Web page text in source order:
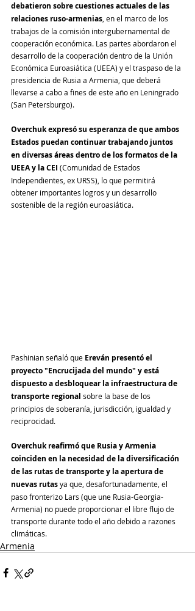
debatieron sobre cuestiones actuales de las
relaciones ruso-armenias, en el marco de los
trabajos de la comisión intergubernamental de
cooperación económica. Las partes abordaron el
desarrollo de la cooperación dentro de la Unión
Económica Euroasiática (UEEA) y el traspaso de la
presidencia de Rusia a Armenia, que deberá
llevarse a cabo a fines de este año en Leningrado
(San Petersburgo).
Overchuk expresó su esperanza de que ambos
Estados puedan continuar trabajando juntos
en diversas áreas dentro de los formatos de la
UEEA y la CEI (Comunidad de Estados
Independientes, ex URSS), lo que permitirá
obtener importantes logros y un desarrollo
sostenible de la región euroasiática.
Pashinian señaló que Ereván presentó el
proyecto "Encrucijada del mundo" y está
dispuesto a desbloquear la infraestructura de
transporte regional sobre la base de los
principios de soberanía, jurisdicción, igualdad y
reciprocidad.
Overchuk reafirmó que Rusia y Armenia
coinciden en la necesidad de la diversificación
de las rutas de transporte y la apertura de
nuevas rutas ya que, desafortunadamente, el
paso fronterizo Lars (que une Rusia-Georgia-
Armenia) no puede proporcionar el libre flujo de
transporte durante todo el año debido a razones
climáticas.
Armenia